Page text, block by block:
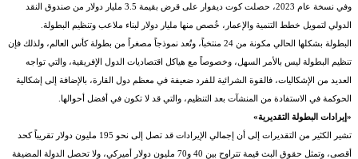
وفي نسخة عام 2023، حصلت كوت ديفوار على قرض بقيمة 3.5 مليار دولار من صندوق النقد
الدولي لتمويل خطط التنمية والإعمار، خُصص منها مليار دولار لبناء ملاعب وتنظيم البطولة.
البطولة بشكلها الحالي مكونة من 24 منتخباً، وتُعد نموذجاً مصغراً من بطولة كأس العالم، ولذلك فإن
تنظيم البطولة ليس بالأمر السهل، وخصوصاً مع هياكل اقتصاديات الدول الإفريقية، والتي تواجه
العديد من الإشكاليات، فالقوة الشرائية للفرد ضعيفة في معظم دول القارة، بالإضافة إلى إشكالية
الحوكمة في الاستفادة من المنشآت بعد التنظيم، والتي قد لا تكون في أفضل أحوالها.
«إيرادات البطولة التقديرية»
تشير الكثير من التقديرات إلى أن إجمالي الإيرادات قد تصل إلى نحو 195 مليون دولار تقريباً كحد
أقصى، وتمثل حقوق البث قيمة تتراوح بين 40 و70 مليون دولار أميركي، ولا تحصل الدولة المضيفة